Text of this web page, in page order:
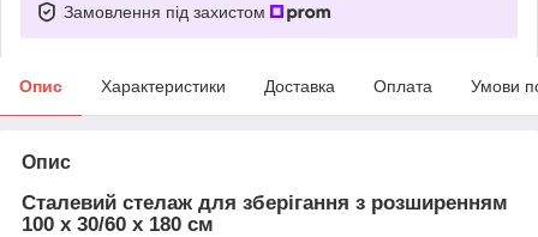
Замовлення під захистом
Опис Характеристики Доставка Оплата Умови
Опис
Сталевий стелаж для зберігання з розширенням
100 x 30/60 x 180 см